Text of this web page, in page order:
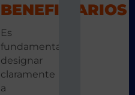
BENEFICIARIOS
Es
fundamental
designar
claramente
a